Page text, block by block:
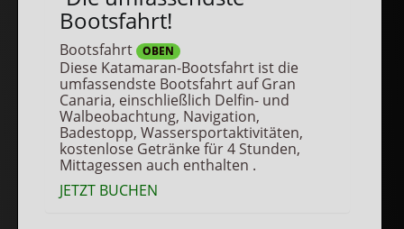
Bootsfahrt!
Bootsfahrt OBEN
Diese Katamaran-Bootsfahrt ist die
umfassendste Bootsfahrt auf Gran
Canaria, einschließlich Delfin- und
Walbeobachtung, Navigation,
Badestopp, Wassersportaktivitäten,
kostenlose Getränke für 4 Stunden,
Mittagessen auch enthalten .
JETZT BUCHEN